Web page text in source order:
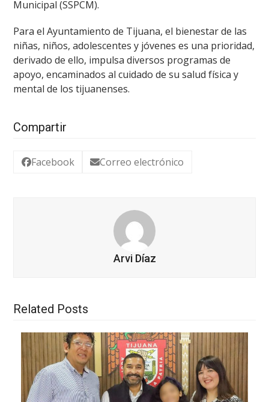
Municipal (SSPCM).
Para el Ayuntamiento de Tijuana, el bienestar de las
niñas, niños, adolescentes y jóvenes es una prioridad,
derivado de ello, impulsa diversos programas de
apoyo, encaminados al cuidado de su salud física y
mental de los tijuanenses.
Compartir
Facebook Correo electrónico
Arvi Díaz
Related Posts